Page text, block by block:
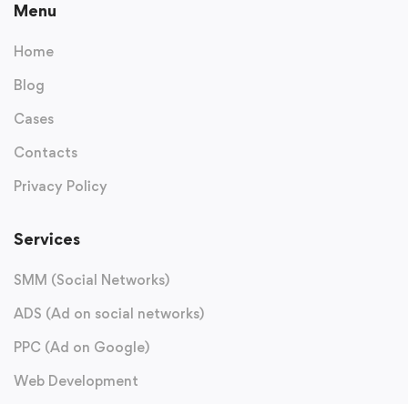
Menu
Home
Blog
Cases
Contacts
Privacy Policy
Services
SMM (Social Networks)
ADS (Ad on social networks)
PPC (Ad on Google)
Web Development